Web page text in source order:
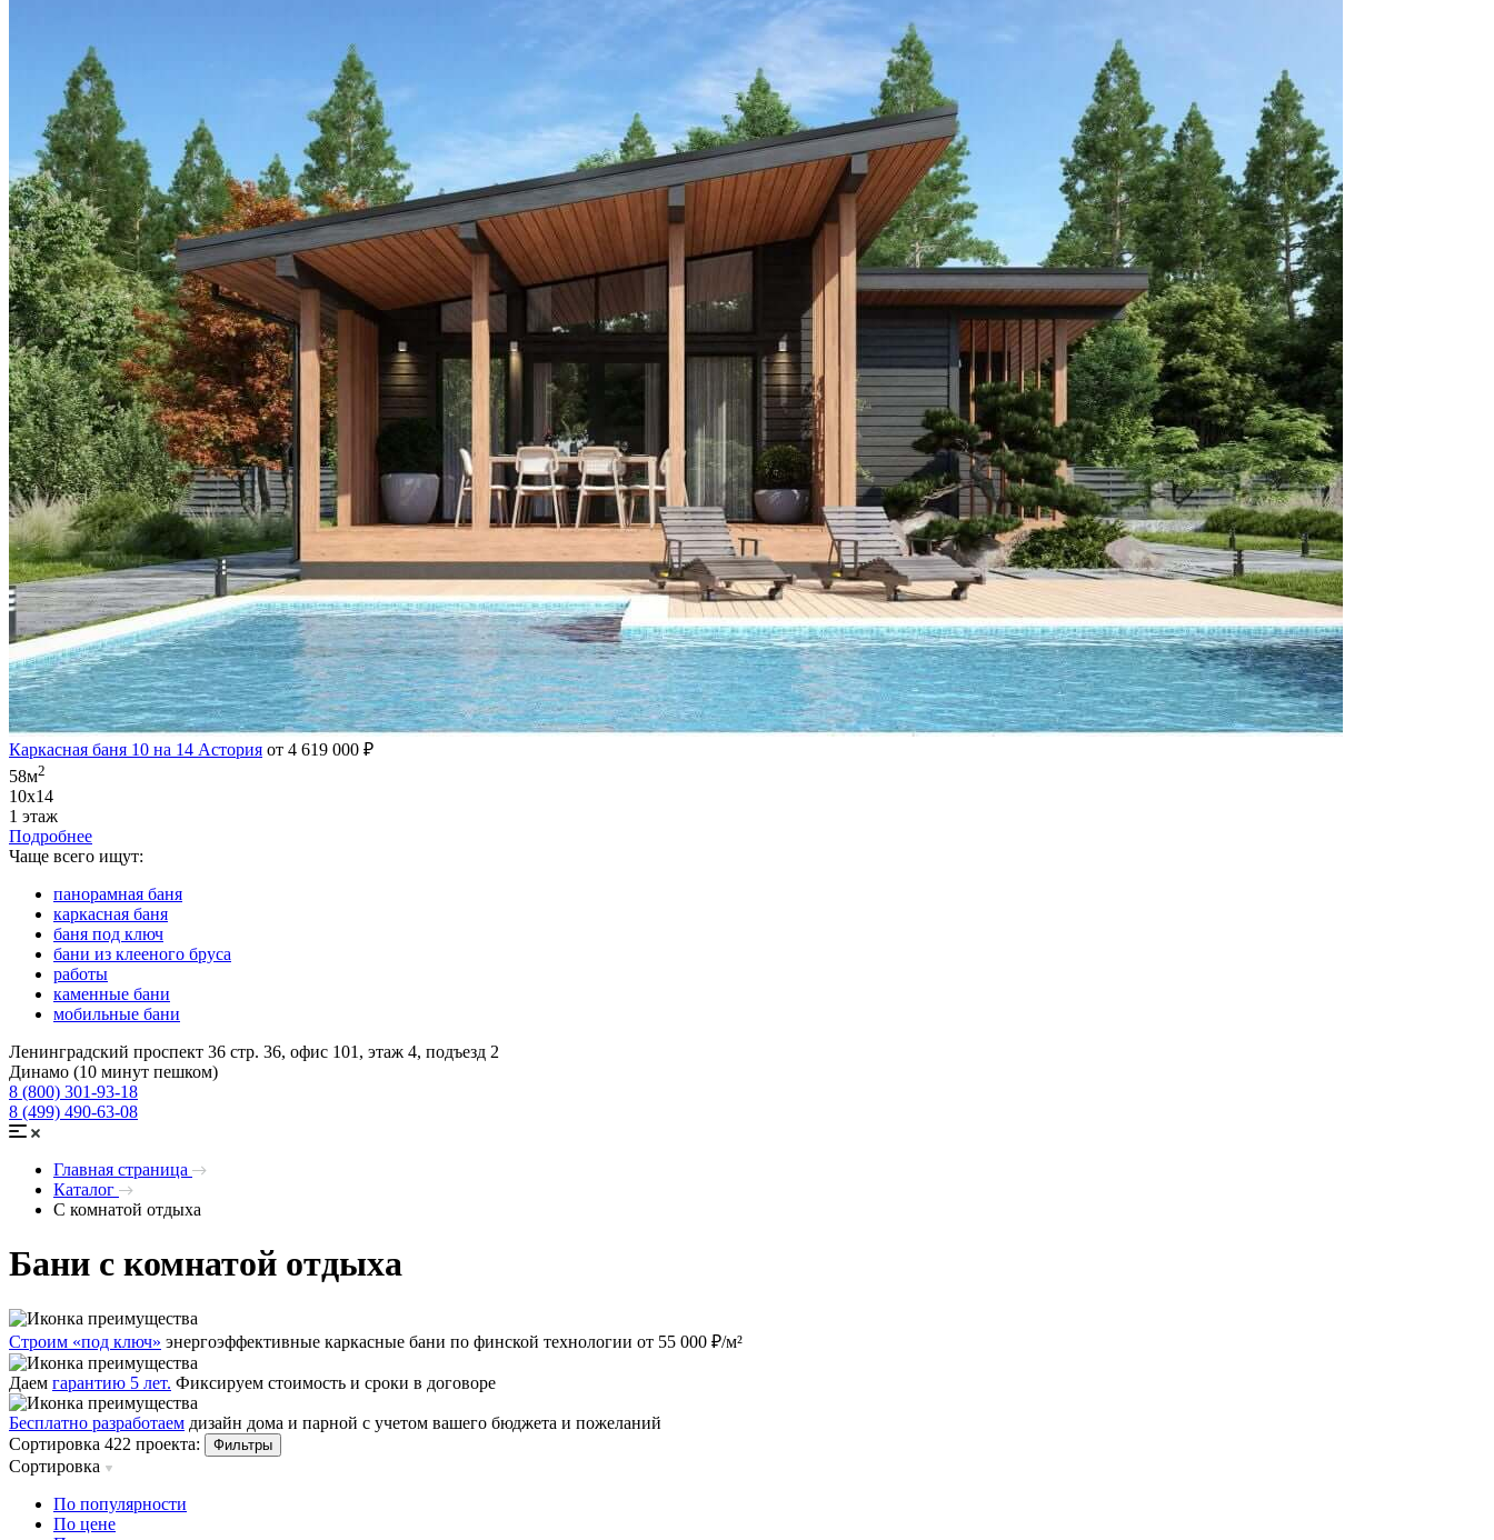
Каркасная баня 10 на 14 Астория от 4 619 000 ₽
58м2
10х14
1 этаж
Подробнее
Чаще всего ищут:
панорамная баня
каркасная баня
баня под ключ
бани из клееного бруса
работы
каменные бани
мобильные бани
Ленинградский проспект 36 стр. 36, офис 101, этаж 4, подъезд 2
Динамо (10 минут пешком)
8 (800) 301-93-18
8 (499) 490-63-08
Главная страница
Каталог
С комнатой отдыха
Бани с комнатой отдыха
Строим «под ключ» энергоэффективные каркасные бани по финской технологии от 55 000 ₽/м²
Даем гарантию 5 лет. Фиксируем стоимость и сроки в договоре
Бесплатно разработаем дизайн дома и парной с учетом вашего бюджета и пожеланий
Сортировка 422 проекта:
Фильтры
Сортировка
По популярности
По цене